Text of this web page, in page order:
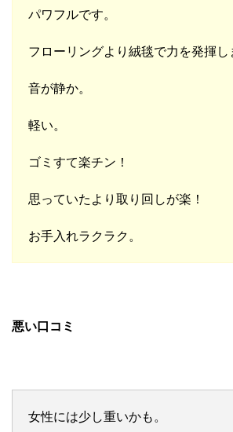
パワフルです。
フローリングより絨毯で力を発揮し
音が静か。
軽い。
ゴミすて楽チン！
思っていたより取り回しが楽！
お手入れラクラク。
悪い口コミ
女性には少し重いかも。